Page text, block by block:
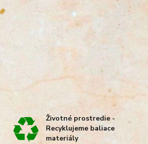
Životné prostredie -
Recyklujeme baliace
materiály